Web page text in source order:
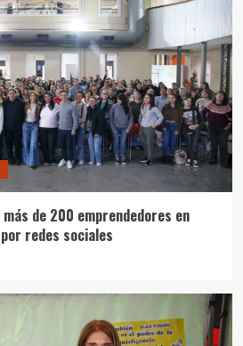
de 200 emprendedores en
redes sociales